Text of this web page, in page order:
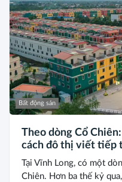
Bất động sản
Theo dòng Cổ
cách đô thị viết tiếp
Tại Vĩnh Long, có một
Chiên. Hơn ba thế kỷ